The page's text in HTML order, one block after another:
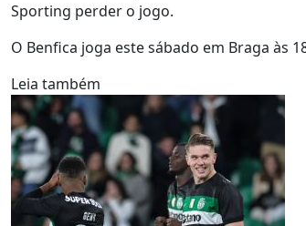
Sporting perder o jogo.
O Benfica joga este sábado em Braga às
Leia também